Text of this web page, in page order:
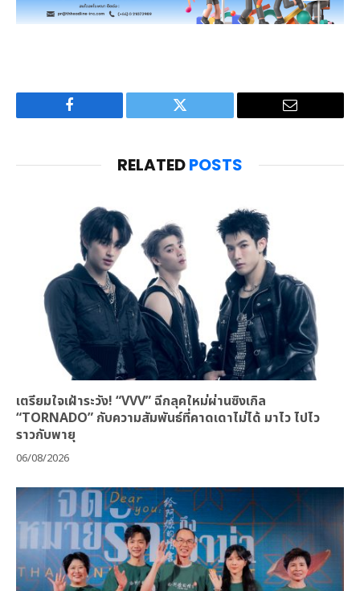
Facebook Twitter Email
RELATEDPOSTS
เตรียมใจเฝ้าระวัง! “VVV” ฉีกลุคใหม่ผ่านซิงเกิล
“TORNADO” กับความสัมพันธ์ที่คาดเดาไม่ได้ มาไว ไปไว
ราวกับพายุ
06/08/2026